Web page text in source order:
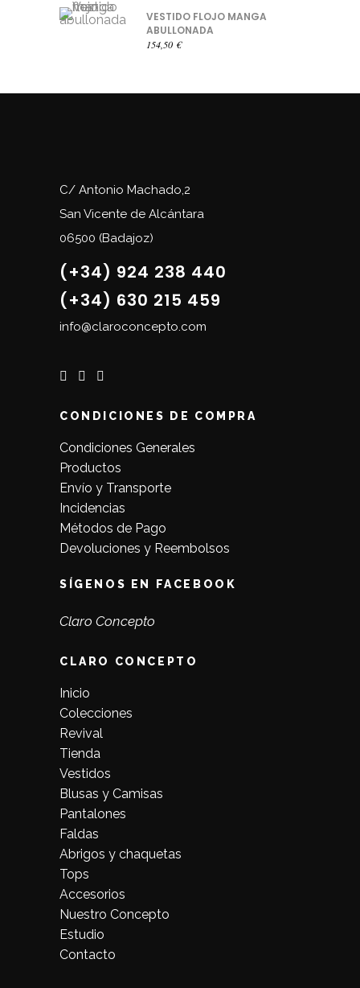
VESTIDO FLOJO MANGA
ABULLONADA
154,50 €
C/ Antonio Machado,2
San Vicente de Alcántara
06500 (Badajoz)
(+34) 924 238 440
(+34) 630 215 459
info@claroconcepto.com
CONDICIONES DE COMPRA
Condiciones Generales
Productos
Envío y Transporte
Incidencias
Métodos de Pago
Devoluciones y Reembolsos
SÍGENOS EN FACEBOOK
Claro Concepto
CLARO CONCEPTO
Inicio
Colecciones
Revival
Tienda
Vestidos
Blusas y Camisas
Pantalones
Faldas
Abrigos y chaquetas
Tops
Accesorios
Nuestro Concepto
Estudio
Contacto